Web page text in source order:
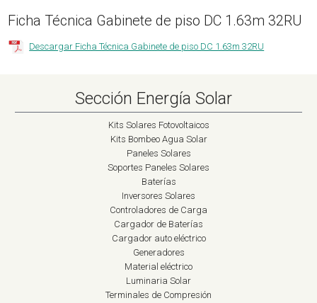
Ficha Técnica Gabinete de piso DC 1.63m 32RU
Descargar Ficha Técnica Gabinete de piso DC 1.63m 32RU
Sección Energía Solar
Kits Solares Fotovoltaicos
Kits Bombeo Agua Solar
Paneles Solares
Soportes Paneles Solares
Baterías
Inversores Solares
Controladores de Carga
Cargador de Baterías
Cargador auto eléctrico
Generadores
Material eléctrico
Luminaria Solar
Terminales de Compresión